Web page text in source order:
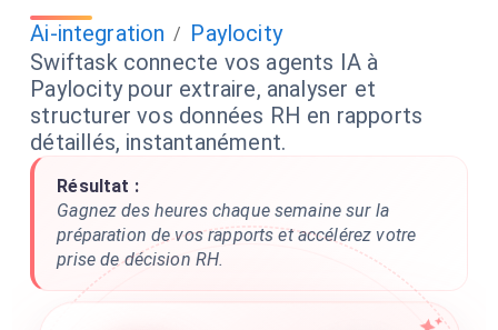
Ai-integration / Paylocity
Swiftask connecte vos agents IA à
Paylocity pour extraire, analyser et
structurer vos données RH en rapports
détaillés, instantanément.
Résultat :
Gagnez des heures chaque semaine sur la
préparation de vos rapports et accélérez votre
prise de décision RH.